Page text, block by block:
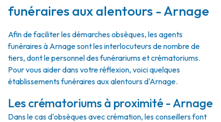
funéraires aux alentours - Arnage
Afin de faciliter les démarches obsèques, les agents
funéraires à Arnage sont les interlocuteurs de nombre de
tiers, dont le personnel des funérariums et crématoriums.
Pour vous aider dans votre réflexion, voici quelques
établissements funéraires aux alentours d'Arnage.
Les crématoriums à proximité - Arnage
Dans le cas d'obsèques avec crémation, les conseillers font